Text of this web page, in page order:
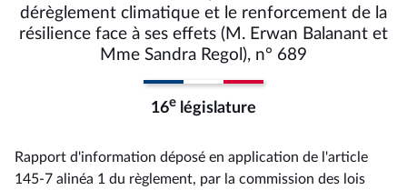
dérèglement climatique et le renforcement de la
résilience face à ses effets (M. Erwan Balanant et
Mme Sandra Regol), n° 689
16e législature
Rapport d'information déposé en application de l'article
145-7 alinéa 1 du règlement, par la commission des lois